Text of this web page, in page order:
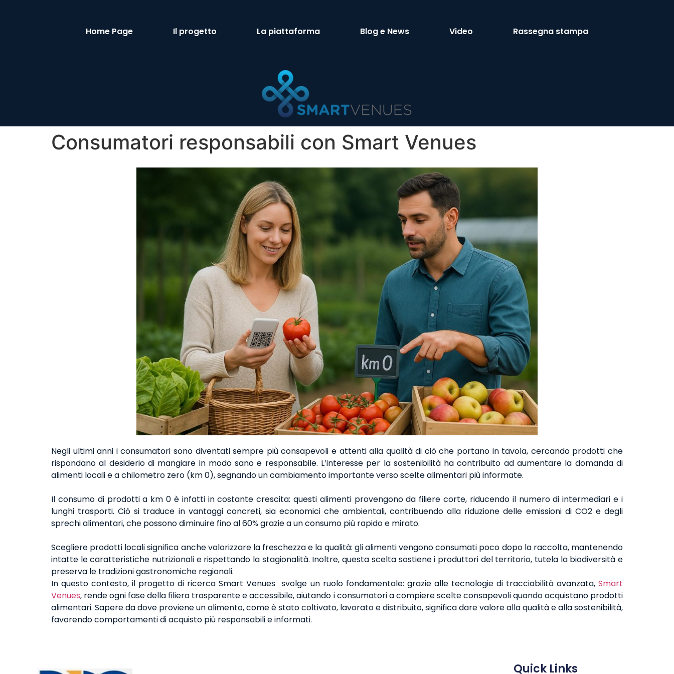
Home Page Il progetto La piattaforma Blog e News Video Rassegna stampa
Consumatori responsabili con Smart Venues
Negli ultimi anni i consumatori sono diventati sempre più consapevoli e attenti alla qualità di ciò che portano in tavola, cercando prodotti che
rispondano al desiderio di mangiare in modo sano e responsabile. L’interesse per la sostenibilità ha contribuito ad aumentare la domanda di
alimenti locali e a chilometro zero (km 0), segnando un cambiamento importante verso scelte alimentari più informate.
Il consumo di prodotti a km 0 è infatti in costante crescita: questi alimenti provengono da filiere corte, riducendo il numero di intermediari e i
lunghi trasporti. Ciò si traduce in vantaggi concreti, sia economici che ambientali, contribuendo alla riduzione delle emissioni di CO2 e degli
sprechi alimentari, che possono diminuire fino al 60% grazie a un consumo più rapido e mirato.
Scegliere prodotti locali significa anche valorizzare la freschezza e la qualità: gli alimenti vengono consumati poco dopo la raccolta, mantenendo
intatte le caratteristiche nutrizionali e rispettando la stagionalità. Inoltre, questa scelta sostiene i produttori del territorio, tutela la biodiversità e
preserva le tradizioni gastronomiche regionali.
In questo contesto, il progetto di ricerca Smart Venues svolge un ruolo fondamentale: grazie alle tecnologie di tracciabilità avanzata, Smart
Venues, rende ogni fase della filiera trasparente e accessibile, aiutando i consumatori a compiere scelte consapevoli quando acquistano prodotti
alimentari. Sapere da dove proviene un alimento, come è stato coltivato, lavorato e distribuito, significa dare valore alla qualità e alla sostenibilità,
favorendo comportamenti di acquisto più responsabili e informati.
Quick Links